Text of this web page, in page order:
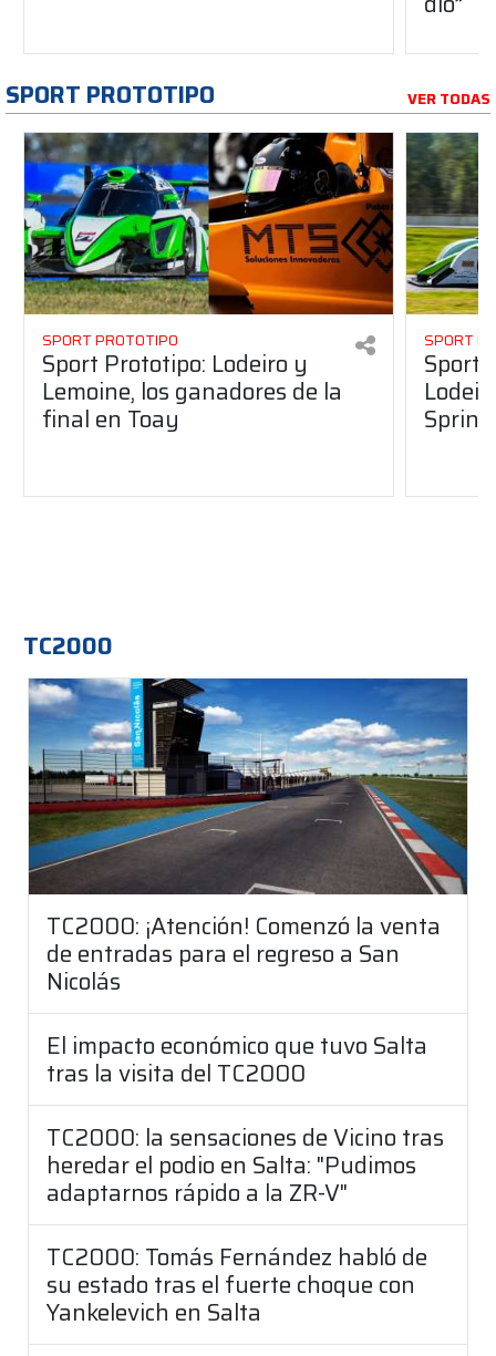
SPORT PROTOTIPO VER TODAS
SPORT PROTOTIPO
Sport Prototipo: Lodeiro y
Lemoine, los ganadores de la
final en Toay
SPORT
Sport
Sprint
TC2000
TC2000: ¡Atención! Comenzó la venta
de entradas para el regreso a San
Nicolás
El impacto económico que tuvo Salta
tras la visita del TC2000
TC2000: la sensaciones de Vicino tras
heredar el podio en Salta: "Pudimos
adaptarnos rápido a la ZR-V"
TC2000: Tomás Fernández habló de
su estado tras el fuerte choque con
Yankelevich en Salta